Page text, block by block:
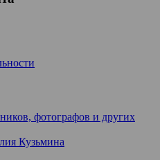
фотографов и других
Кузьмина